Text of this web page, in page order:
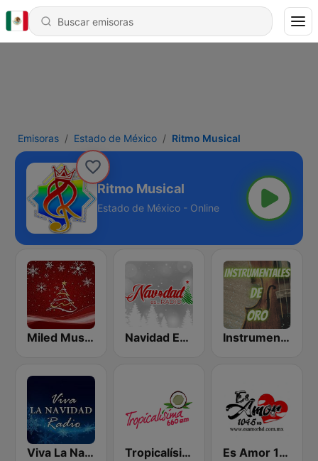
Emisoras Estado de México Ritmo Musical
Ritmo Musical
Estado de México - Online
Miled Music Música Navideña Navidad Es Radio Instrumentales de Oro Radio
Viva La Navidad Radio Tropicalísima 660 AM Es Amor 104.5 FM